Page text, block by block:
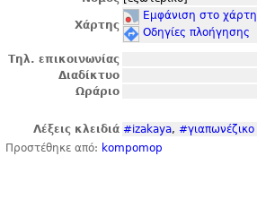
Χάρτης
Εμφάνιση στο χάρτη
Οδηγίες πλοήγησης
Τηλ. επικοινωνίας
Διαδίκτυο
Ωράριο
Λέξεις κλειδιά #izakaya, #γιαπωνέζικο
Προστέθηκε από: kompomop